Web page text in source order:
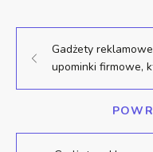
Gadżety
upominki firmowe,